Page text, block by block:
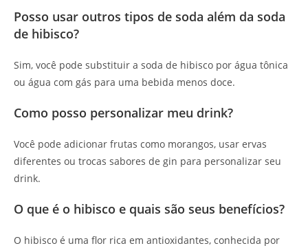
Posso usar outros tipos de soda além da soda
de hibisco?
Sim, você pode substituir a soda de hibisco por água tônica
ou água com gás para uma bebida menos doce.
Como posso personalizar meu drink?
Você pode adicionar frutas como morangos, usar ervas
diferentes ou trocas sabores de gin para personalizar seu
drink.
O que é o hibisco e quais são seus benefícios?
O hibisco é uma flor rica em antioxidantes, conhecida por